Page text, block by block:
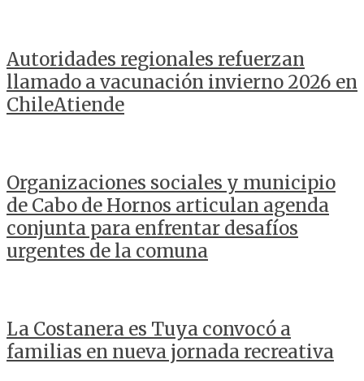
Autoridades regionales refuerzan
llamado a vacunación invierno 2026 en
ChileAtiende
Organizaciones sociales y municipio
de Cabo de Hornos articulan agenda
conjunta para enfrentar desafíos
urgentes de la comuna
La Costanera es Tuya convocó a
familias en nueva jornada recreativa